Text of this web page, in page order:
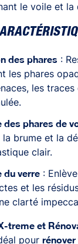
le voile et
des phares :
les phares
les traces
des phares de
brume et la
clair.
du verre :
et les
clarté
treme et
pour